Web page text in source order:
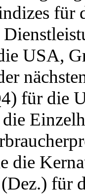
für
USA,
für die
die
für